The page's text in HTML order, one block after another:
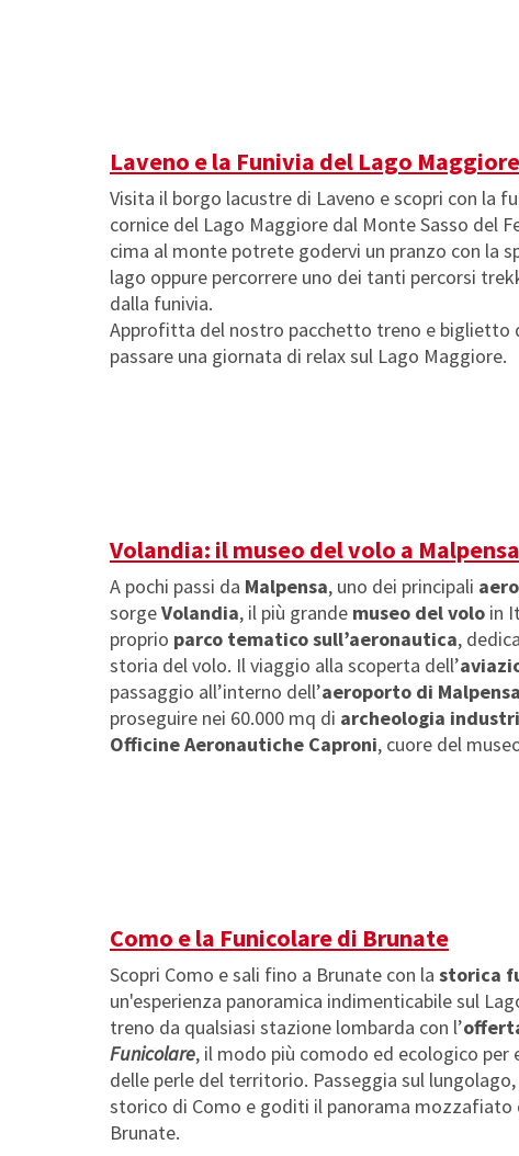
Laveno e la Funivia del Lago Maggiore
Visita il borgo lacustre di Laveno e scopri con la
cornice del Lago Maggiore dal Monte Sasso del
cima al monte potrete godervi un pranzo con la
lago oppure percorrere uno dei tanti percorsi
dalla funivia.
Approfitta del nostro pacchetto treno e biglietto
passare una giornata di relax sul Lago Maggiore.
Volandia: il museo del volo a Malpensa
A pochi passi da Malpensa, uno dei principali
sorgeVolandia, il più grande museo del volo in
proprio parco tematico sull’aeronautica,
storia del volo. Il viaggio alla scoperta dell’
passaggio all’interno dell’aeroporto di Malpensa
proseguire nei 60.000 mq di archeologia
Officine Aeronautiche Caproni, cuore del
Como e la Funicolare di Brunate
Scopri Como e sali fino a Brunate con la storica
un'esperienza panoramica indimenticabile sul
treno da qualsiasi stazione lombarda con l’
Funicolare, il modo più comodo ed ecologico per
delle perle del territorio. Passeggia sul
storico di Como e goditi il panorama mozzafiato
Brunate.